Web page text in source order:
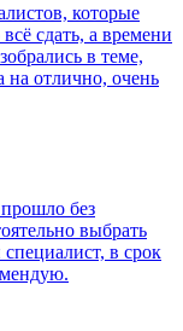
которые
сдать, а времени
в теме,
на отлично, очень
без
выбрать
в срок